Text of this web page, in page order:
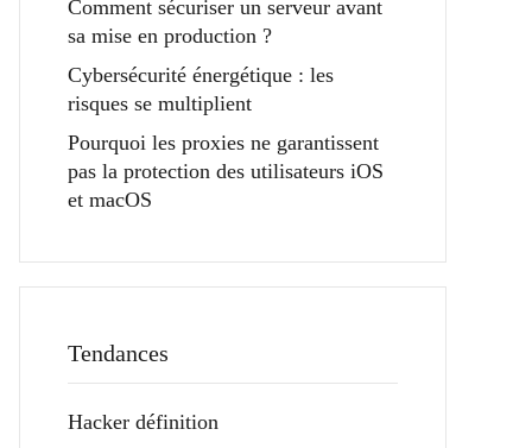
Comment sécuriser un serveur avant
sa mise en production ?
Cybersécurité énergétique : les
risques se multiplient
Pourquoi les proxies ne garantissent
pas la protection des utilisateurs iOS
et macOS
Tendances
Hacker définition